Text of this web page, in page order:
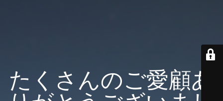
たくさんのご愛顧あ